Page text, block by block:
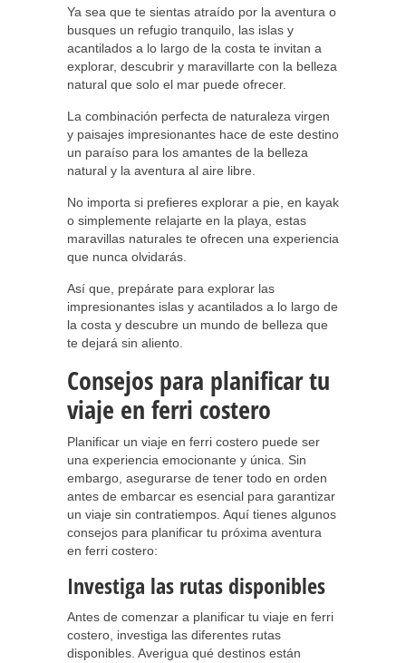
Ya sea que te sientas atraído por la aventura o
busques un refugio tranquilo, las islas y
acantilados a lo largo de la costa te invitan a
explorar, descubrir y maravillarte con la belleza
natural que solo el mar puede ofrecer.
La combinación perfecta de naturaleza virgen
y paisajes impresionantes hace de este destino
un paraíso para los amantes de la belleza
natural y la aventura al aire libre.
No importa si prefieres explorar a pie, en kayak
o simplemente relajarte en la playa, estas
maravillas naturales te ofrecen una experiencia
que nunca olvidarás.
Así que, prepárate para explorar las
impresionantes islas y acantilados a lo largo de
la costa y descubre un mundo de belleza que
te dejará sin aliento.
Consejos para planificar tu
viaje en ferri costero
Planificar un viaje en ferri costero puede ser
una experiencia emocionante y única. Sin
embargo, asegurarse de tener todo en orden
antes de embarcar es esencial para garantizar
un viaje sin contratiempos. Aquí tienes algunos
consejos para planificar tu próxima aventura
en ferri costero:
Investiga las rutas disponibles
Antes de comenzar a planificar tu viaje en ferri
costero, investiga las diferentes rutas
disponibles. Averigua qué destinos están